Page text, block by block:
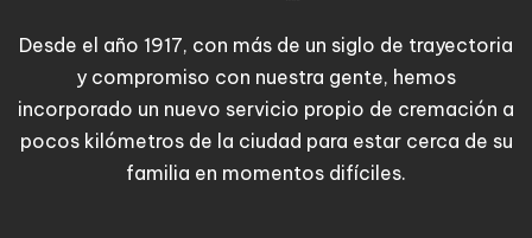
Desde el año 1917, con más de un siglo de trayectoria
y compromiso con nuestra gente, hemos
incorporado un nuevo servicio propio de cremación a
pocos kilómetros de la ciudad para estar cerca de su
familia en momentos difíciles.